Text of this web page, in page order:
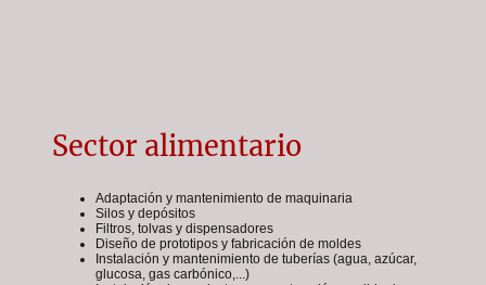
Sector alimentario
Adaptación y mantenimiento de maquinaria
Silos y depósitos
Filtros, tolvas y dispensadores
Diseño de prototipos y fabricación de moldes
Instalación y mantenimiento de tuberías (agua, azúcar,
glucosa, gas carbónico,...)